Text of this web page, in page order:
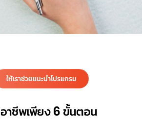
ให้เราช่วยแนะนำโปรแกรม
าชีพเพียง 6 ขั้นตอน